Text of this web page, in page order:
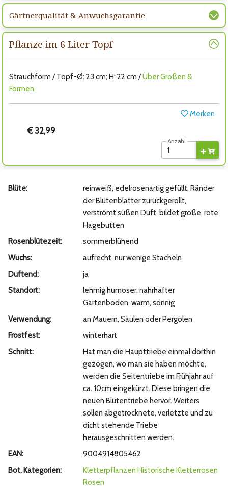
Gärtnerqualität & Anwuchsgarantie
Pflanze im 6 Liter Topf
Strauchform / Topf-Ø: 23 cm; H: 22 cm /Über Größen &
Formen.
Merken
€ 32,99
Anzahl
Blüte:
reinweiß, edelrosenartig gefüllt, Ränder
der Blütenblätter zurückgerollt,
verströmt süßen Duft, bildet große, rote
Hagebutten
Rosenblütezeit:
sommerblühend
Wuchs:
aufrecht, nur wenige Stacheln
Duftend:
ja
Standort:
lehmig humoser, nahrhafter
Gartenboden, warm, sonnig
Verwendung:
an Mauern, Säulen oder Pergolen
Frostfest:
winterhart
Schnitt:
Hat man die Haupttriebe einmal dorthin
gezogen, wo man sie haben möchte,
werden die Seitentriebe im Frühjahr auf
ca. 10cm eingekürzt. Diese bringen die
neuen Blütentriebe hervor. Weiters
sollen abgetrocknete, verletzte und zu
dicht stehende Triebe
herausgeschnitten werden.
EAN:
9004914805462
Bot. Kategorien:
Kletterpflanzen Historische Kletterrosen
Rosen